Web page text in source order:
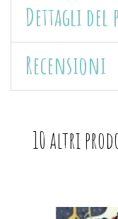
Dettagli del
Recensioni
10 altri